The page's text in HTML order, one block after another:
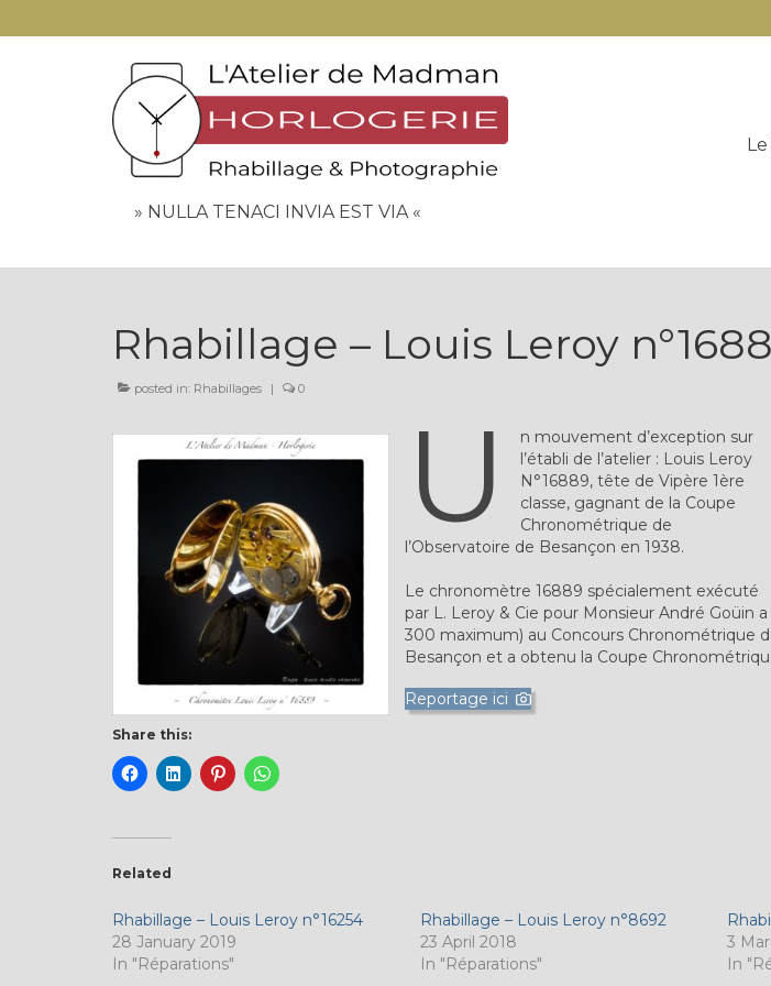
» NULLA TENACI INVIA EST VIA «
Rhabillage – Louis Leroy
posted in: Rhabillages | 0
U
n mouvement d’exception sur
l’établi de l’atelier : Louis Leroy
N°16889, tête de Vipère 1ère
classe, gagnant de la Coupe
Chronométrique de
l’Observatoire de Besançon en 1938.
Le chronomètre 16889 spécialement exécuté
par L. Leroy & Cie pour Monsieur André Goüin
300 maximum) au Concours Chronométrique
Besançon et a obtenu la Coupe
Reportage ici
Share this:
Related
Rhabillage – Louis Leroy n°16254
28 January 2019
In "Réparations"
Rhabillage – Louis Leroy n°8692
23 April 2018
In "Réparations"
3
In